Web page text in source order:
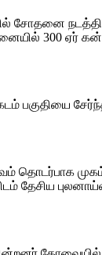
சோதனை
300 ஏர் கன்
பகுதியை
தொடர்பாக
தேசிய